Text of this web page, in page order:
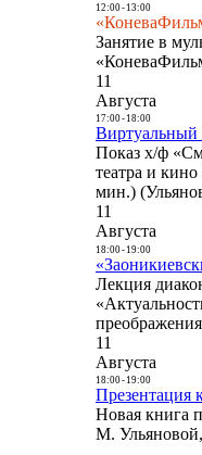
12:00- 13:00
Занятие в
11
Августа
17:00- 18:00
Виртуальный
Показ х/ф
театра и
мин.)
11
Августа
18:00- 19:00
Лекция
11
Августа
18:00- 19:00
Презентация
Новая книга
М.